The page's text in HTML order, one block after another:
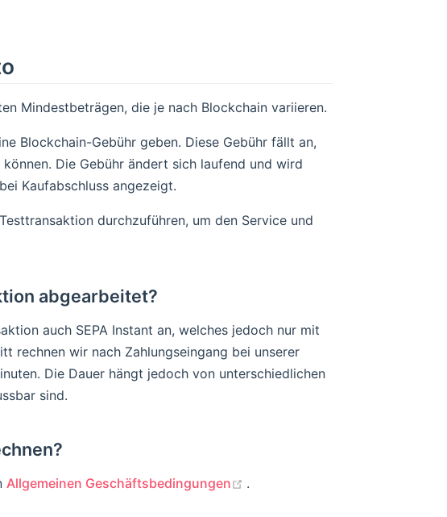
Mindestbeträgen, die je nach Blockchain variieren.
Blockchain-Gebühr geben. Diese Gebühr fällt an,
Die Gebühr ändert sich laufend und wird
Kaufabschluss angezeigt.
durchzuführen, um den Service und
abgearbeitet?
auch SEPA Instant an, welches jedoch nur mit
rechnen wir nach Zahlungseingang bei unserer
Die Dauer hängt jedoch von unterschiedlichen
sind.
Allgemeinen Geschäftsbedingungen (opens new window)
.